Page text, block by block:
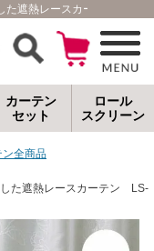
た遮熱レースカーテン LS-
カーテン
セット
ロール
スクリーン
ン全商品
た遮熱レースカーテン LS-